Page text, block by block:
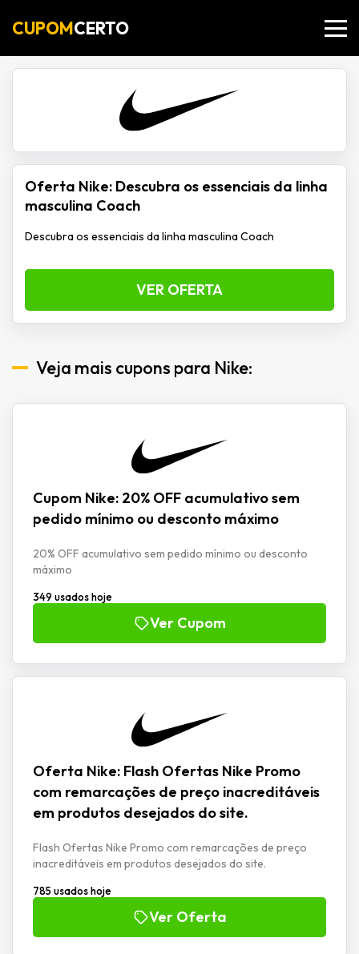
CUPOMCERTO
Oferta Nike: Descubra os essenciais da linha
masculina Coach
Descubra os essenciais da linha masculina Coach
VER OFERTA
Veja mais cupons para Nike:
Cupom Nike: 20% OFF acumulativo sem
pedido mínimo ou desconto máximo
20% OFF acumulativo sem pedido mínimo ou desconto
máximo
349 usados hoje
Ver Cupom
Oferta Nike: Flash Ofertas Nike Promo
com remarcações de preço inacreditáveis
em produtos desejados do site.
Flash Ofertas Nike Promo com remarcações de preço
inacreditáveis em produtos desejados do site.
785 usados hoje
Ver Oferta